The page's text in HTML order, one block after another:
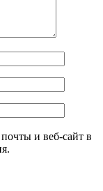
и веб-сайт в